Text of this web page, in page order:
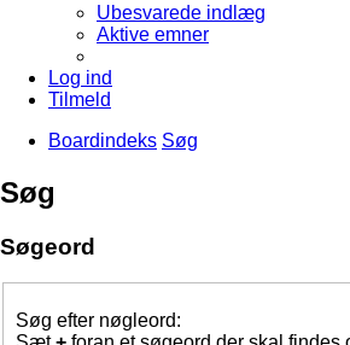
Ubesvarede indlæg
Aktive emner
Log ind
Tilmeld
Boardindeks Søg
Søg
Søgeord
Søg efter nøgleord: